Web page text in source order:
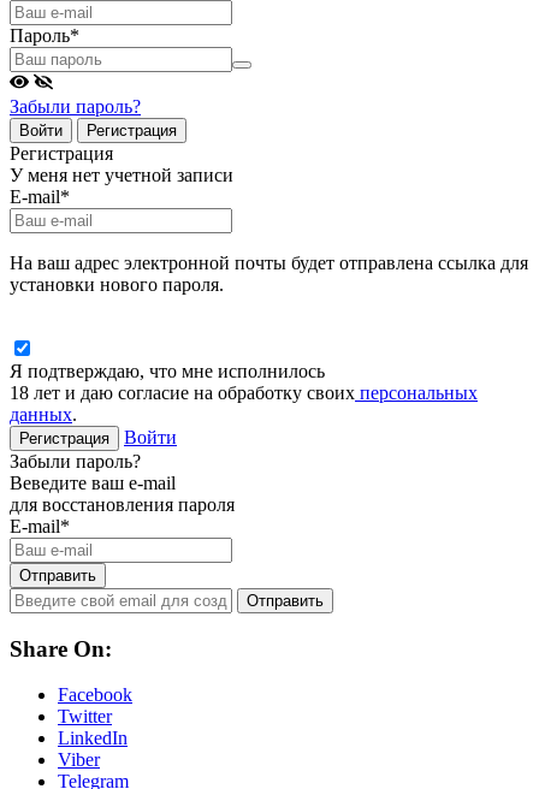
Пароль*
Забыли пароль?
Войти Регистрация
Регистрация
У меня нет учетной записи
E-mail*
На ваш адрес электронной почты будет отправлена ссылка для
установки нового пароля.
Я подтверждаю, что мне исполнилось
18 лет и даю согласие на обработку своих персональных
данных.
Регистрация
Войти
Забыли пароль?
Веведите ваш e-mail
для восстановления пароля
E-mail*
Отправить
Отправить
Share On:
Facebook
Twitter
LinkedIn
Viber
Telegram